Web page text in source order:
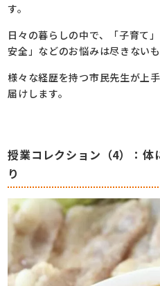
す。
日々の暮らしの中で、「子育て
安全」などのお悩みは尽きないも
様々な経歴を持つ市民先生が上
届けします。
授業コレクション（4）：体
り